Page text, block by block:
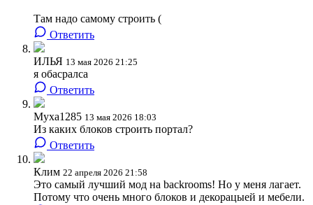
Там надо самому строить (
Ответить
ИЛЬЯ 13 мая 2026 21:25
я обасралса
Ответить
Myxa1285 13 мая 2026 18:03
Из каких блоков строить портал?
Ответить
Клим 22 апреля 2026 21:58
Это самый лучший мод на backrooms! Но у меня лагает.
Потому что очень много блоков и декорацыей и мебели.